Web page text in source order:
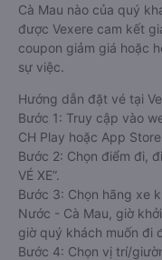
Cà Mau nào của quý
được Vexere cam kết
coupon giảm giá hoặc
sự việc.
Hướng dẫn đặt vé tại
Bước 1: Truy cập vào
CH Play hoặc App Store.
Bước 2: Chọn điểm đi,
VÉ XE”.
Bước 3: Chọn hãng xe
Nước - Cà Mau, giờ
giờ quý khách muốn đi
Bước 4: Chọn vị trí/